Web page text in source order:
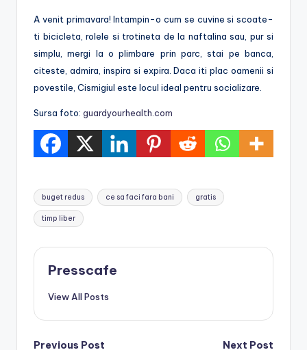
A venit primavara! Intampin-o cum se cuvine si scoate-
ti bicicleta, rolele si trotineta de la naftalina sau, pur si
simplu, mergi la o plimbare prin parc, stai pe banca,
citeste, admira, inspira si expira. Daca iti plac oamenii si
povestile, Cismigiul este locul ideal pentru socializare.
Sursa foto: guardyourhealth.com
Tags:
buget redus ce sa faci fara bani gratis
timp liber
Presscafe
View All Posts
Previous Post Next Post